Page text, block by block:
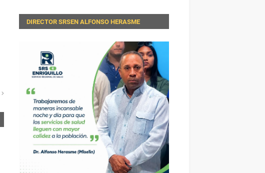
DIRECTOR SRSEN ALFONSO HERASME